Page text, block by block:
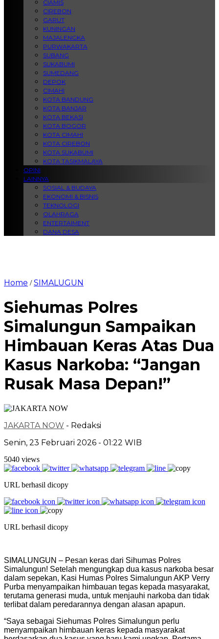
CIAMIS
CIREBON
GARUT
KUNINGAN
MAJALENGKA
PURWAKARTA
SUBANG
SUKABUMI
SUMEDANG
DEPOK
CIMAHI
KOTA BANDUNG
KOTA BANJAR
KOTA BEKASI
KOTA BOGOR
KOTA CIMAHI
KOTA CIREBON
KOTA SUKABUMI
KOTA TASIKMALAYA
OPINI
LAINNYA
SOSIAL & BUDAYA
EKONOMI & BISNIS
TEKNOLOGI
OLAHRAGA
ENTERTAIMENT
DANA DESA
Home /SIMALUGUN
Siehumas Polres
Simalungun Sampaikan
Himbauan Keras Atas Dua
Kasus Narkoba: “Jangan
Rusak Masa Depan!”
JAKARTA NOW - Redaksi
Senin, 23 Februari 2026 - 01:22 WIB
5040 views
URL berhasil dicopy
URL berhasil dicopy
SIMALUNGUN – Pesan keras dari Sihumas Polres
Simalungun! Setelah mengungkap dua kasus narkoba besar
dalam sepekan, Kasi Humas Polres Simalungun AKP Verry
Purba menyampaikan himbauan tegas kepada masyarakat,
terutama generasi muda, untuk menjauhi narkoba dan tidak
terlibat dalam peredarannya dengan alasan apapun.
“Saya sebagai Siehumas Polres Simalungun perlu
menyampaikan himbauan keras kepada masyarakat